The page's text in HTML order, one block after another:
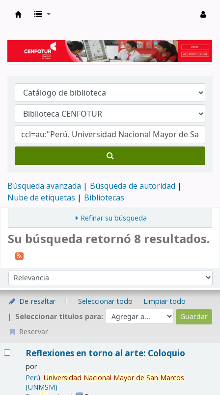
Búsqueda avanzada
Búsqueda de autoridad
Nube de etiquetas
Bibliotecas
Refinar su búsqueda
Su búsqueda retornó 8 resultados.
Ordenar por:
De-resaltar Seleccionar todo
Limpiar todo
Seleccionar títulos para:
Reservar
Reflexiones en torno al arte: Coloquio
por
Perú. Universidad Nacional Mayor de San Marcos
(UNMSM)